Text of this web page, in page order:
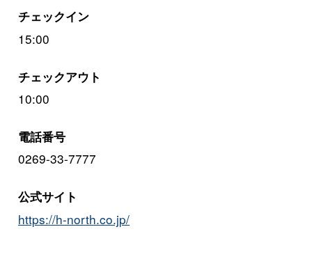
チェックイン
15:00
チェックアウト
10:00
電話番号
0269-33-7777
公式サイト
https://h-north.co.jp/